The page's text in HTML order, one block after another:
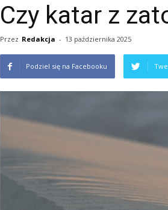
Czy katar z
Przez Redakcja - 13 października 2025
Podziel się na Facebooku